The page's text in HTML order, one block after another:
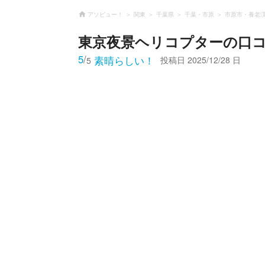
アソビュー！ 関東 千葉県 千葉・市原 市原市・養老
東京夜景ヘリコプターの口
5/5 素晴らしい！ 投稿日 2025/12/28 日